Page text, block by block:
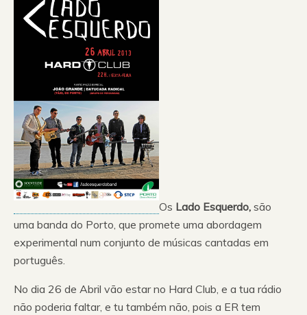
Os Lado Esquerdo, são
uma banda do Porto, que promete uma abordagem
experimental num conjunto de músicas cantadas em
português.
No dia 26 de Abril vão estar no Hard Club, e a tua rádio
não poderia faltar, e tu também não, pois a ER tem